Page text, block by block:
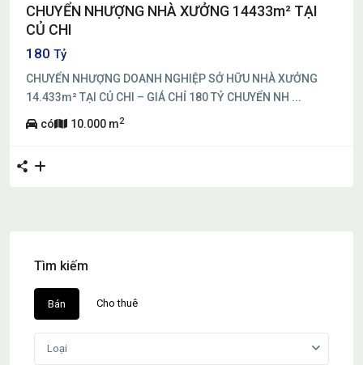
CHUYỂN NHƯỢNG NHÀ XƯỞNG 14433m² TẠI
CỦ CHI
180 Tỷ
CHUYỂN NHƯỢNG DOANH NGHIỆP SỞ HỮU NHÀ XƯỞNG
14.433m² TẠI CỦ CHI – GIÁ CHỈ 180 TỶ CHUYỂN NH ...
có 10.000 m2
Tìm kiếm
Bán Cho thuê
Loại